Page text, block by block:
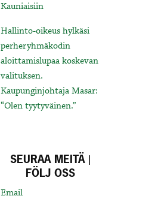
Kauniaisiin
Hallinto-oikeus hylkäsi
perheryhmäkodin
aloittamislupaa koskevan
valituksen.
Kaupunginjohtaja Masar:
“Olen tyytyväinen.”
SEURAA MEITÄ |
FÖLJ OSS
Email